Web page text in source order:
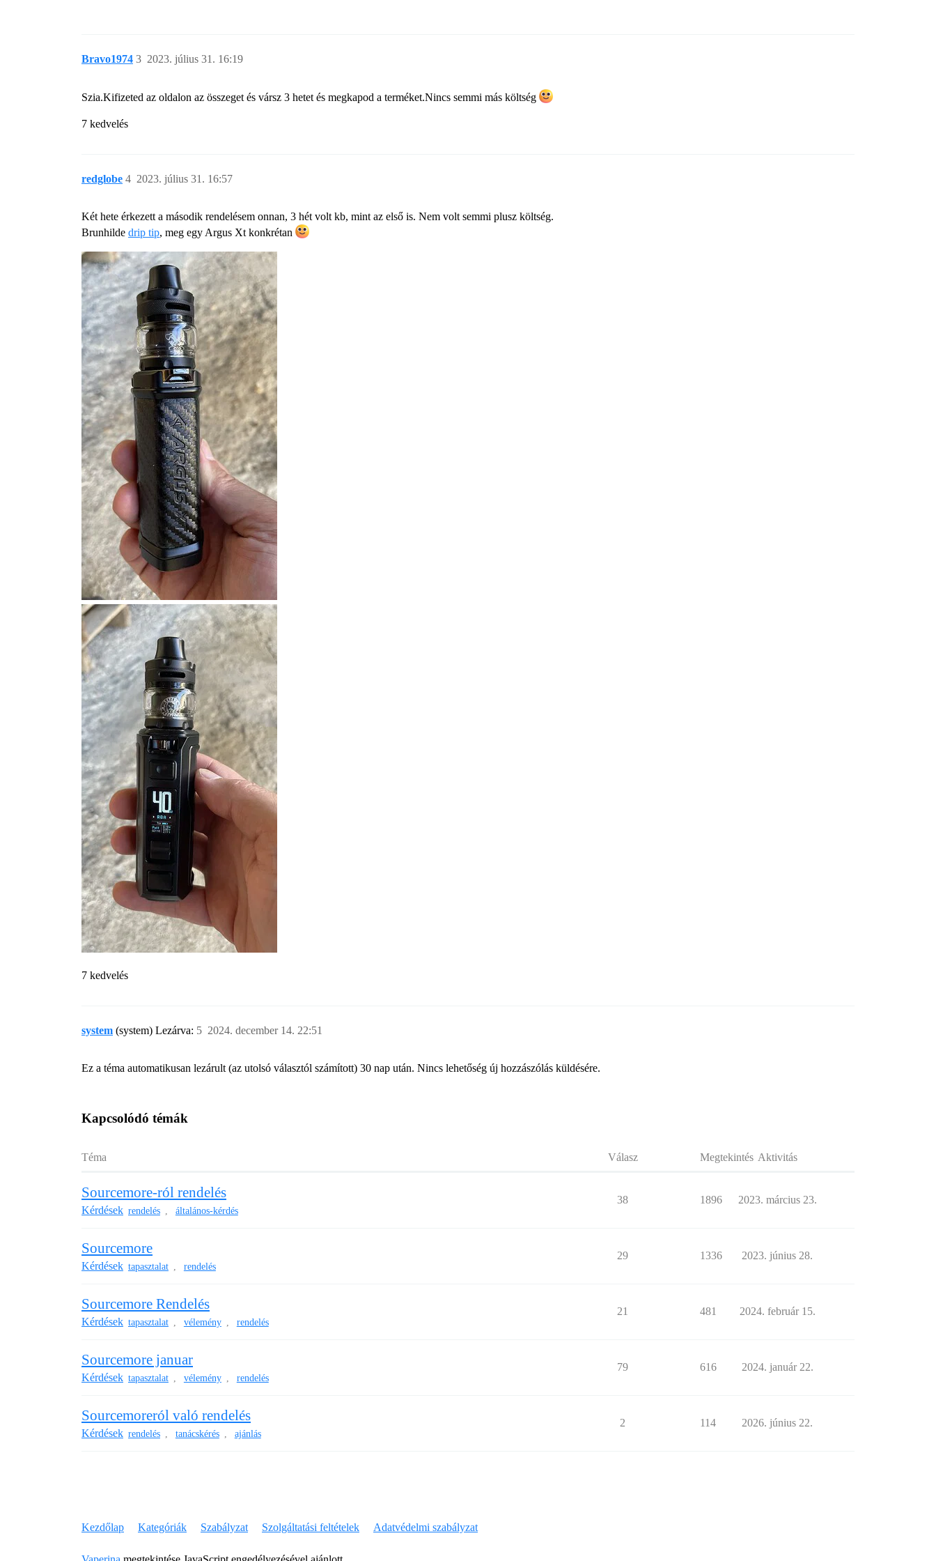
Bravo1974 2023. július 31. 16:19
3
Szia.Kifizeted az oldalon az összeget és vársz 3 hetet és megkapod a terméket.Nincs semmi más költség
7 kedvelés
redglobe 2023. július 31. 16:57
4
Két hete érkezett a második rendelésem onnan, 3 hét volt kb, mint az első is. Nem volt semmi plusz költség.
Brunhilde drip tip, meg egy Argus Xt konkrétan
7 kedvelés
system (system) Lezárva: 2024. december 14. 22:51
5
Ez a téma automatikusan lezárult (az utolsó választól számított) 30 nap után. Nincs lehetőség új hozzászólás küldésére.
Kapcsolódó témák
Téma Válasz Megtekintés Aktivitás
Sourcemore-ról rendelés
Kérdések rendelés , általános-kérdés
38 1896 2023. március 23.
Sourcemore
Kérdések tapasztalat , rendelés
29 1336 2023. június 28.
Sourcemore Rendelés
Kérdések tapasztalat , vélemény , rendelés
21 481 2024. február 15.
Sourcemore januar
Kérdések tapasztalat , vélemény , rendelés
79 616 2024. január 22.
Sourcemoreról való rendelés
Kérdések rendelés , tanácskérés , ajánlás
2 114 2026. június 22.
Kezdőlap Kategóriák Szabályzat Szolgáltatási feltételek Adatvédelmi szabályzat